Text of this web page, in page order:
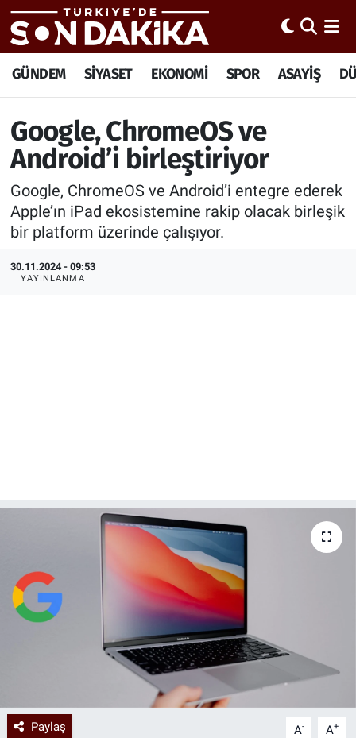
GÜNDEM SİYASET EKONOMİ SPOR ASAYİŞ
Google, ChromeOS ve
Android’i birleştiriyor
Google, ChromeOS ve Android’i entegre ederek
Apple’ın iPad ekosistemine rakip olacak birleşik
bir platform üzerinde çalışıyor.
30.11.2024 - 09:53
YAYINLANMA
Paylaş A- A+
Trafik Durumu
Süper Lig Puan Durumu ve Fikstür
Tüm Manşetler
Son Dakika Haberleri
Haber Arşivi